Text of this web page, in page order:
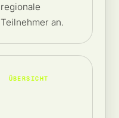
regionale
Teilnehmer an.
ÜBERSICHT